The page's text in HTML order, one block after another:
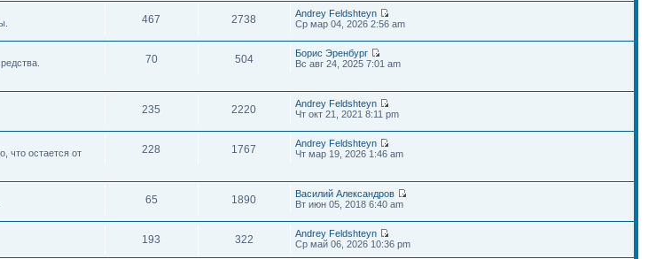
467 2738
Andrey Feldshteyn
Ср мар 04, 2026 2:56 am
70 504
Борис Эренбург
Вс авг 24, 2025 7:01 am
235 2220
Andrey Feldshteyn
Чт окт 21, 2021 8:11 pm
что остается от
228 1767
Andrey Feldshteyn
Чт мар 19, 2026 1:46 am
65 1890
Василий Александров
Вт июн 05, 2018 6:40 am
193 322
Andrey Feldshteyn
Ср май 06, 2026 10:36 pm